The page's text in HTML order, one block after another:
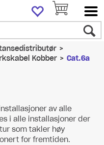
>
Kobber>Cat.6a
av alle
i alle installasjoner der
som takler høy
for fremtiden.